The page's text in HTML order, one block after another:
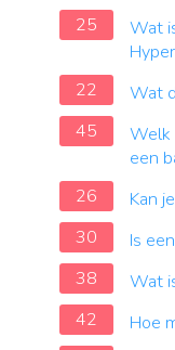
25
Wat
22
Wat
45
Welk
een
26
Kan
30
Is
38
Wat
42
Hoe